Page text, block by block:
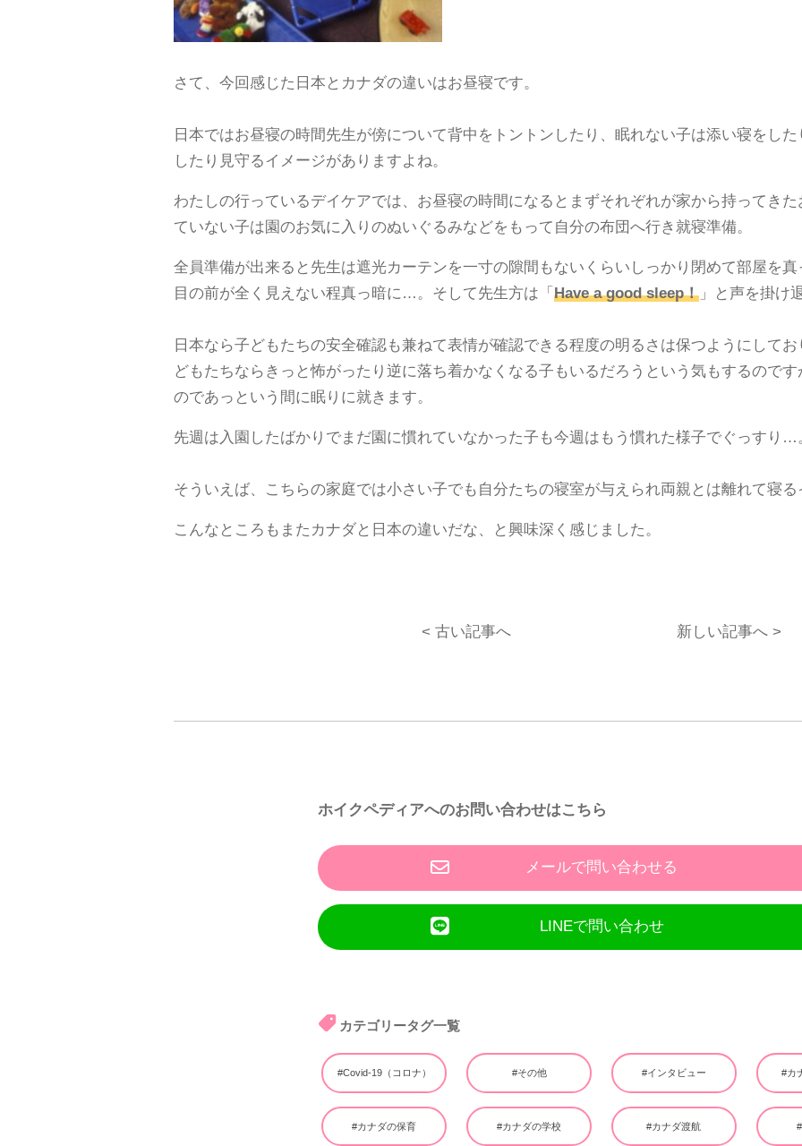
さて、今回感じた日本とカナダの違いはお昼寝です。
日本ではお昼寝の時間先生が傍について背中をトントンしたり、眠れない子は添い寝をし
したり見守るイメージがありますよね。
わたしの行っているデイケアでは、お昼寝の時間になるとまずそれぞれが家から持ってき
ていない子は園のお気に入りのぬいぐるみなどをもって自分の布団へ行き就寝準備。
全員準備が出来ると先生は遮光カーテンを一寸の隙間もないくらいしっかり閉めて部屋を
目の前が全く見えない程真っ暗に…。そして先生方は「Have a good sleep！ 」と声を掛け
日本なら子どもたちの安全確認も兼ねて表情が確認できる程度の明るさは保つようにして
どもたちならきっと怖がったり逆に落ち着かなくなる子もいるだろうという気もするので
のであっという間に眠りに就きます。
先週は入園したばかりでまだ園に慣れていなかった子も今週はもう慣れた様子でぐっすり…
そういえば、こちらの家庭では小さい子でも自分たちの寝室が与えられ両親とは離れて寝る
こんなところもまたカナダと日本の違いだな、と興味深く感じました。
< 古い記事へ 新しい記事へ >
ホイクペディアへのお問い合わせはこちら
メールで問い合わせる
LINEで問い合わせ
カテゴリータグ一覧
#Covid-19（コロナ） #その他 #インタビュー #カ
#カナダの保育 #カナダの学校 #カナダ渡航